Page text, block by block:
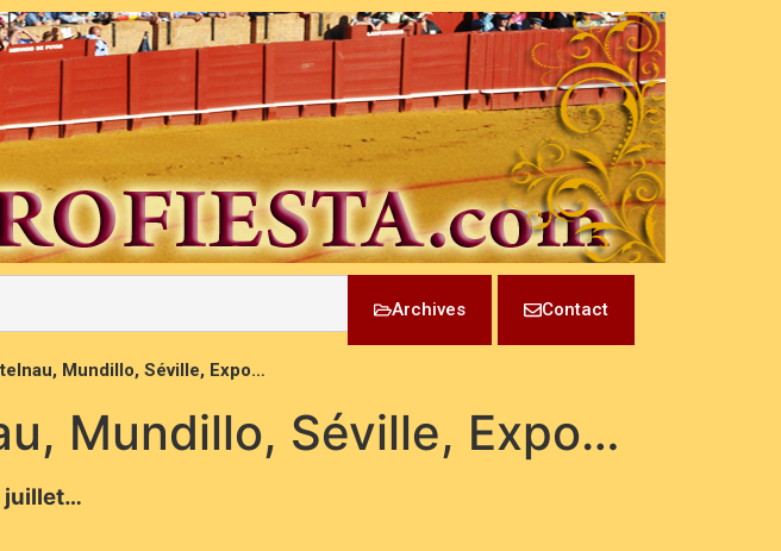
Archives Contact
Mundillo, Séville, Expo…
Mundillo, Séville, Expo…
juillet…